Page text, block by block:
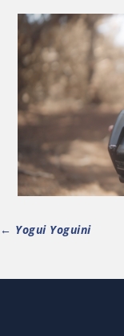
← Yogui Yoguini